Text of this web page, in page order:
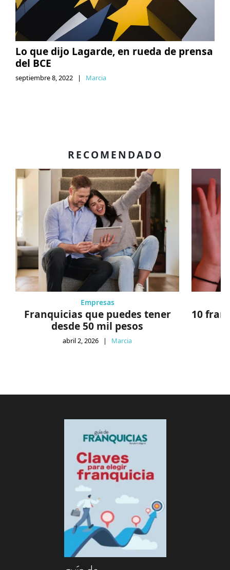
Lo que dijo Lagarde, en rueda de prensa
del BCE
septiembre 8, 2022 | Marcia
RECOMENDADO
Empresas
Franquicias que puedes tener
desde 50 mil pesos
abril 2, 2026 | Marcia
10